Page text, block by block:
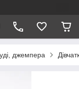
джемпера